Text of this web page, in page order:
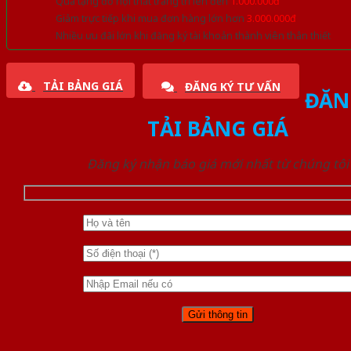
Giảm trực tiếp khi mua đơn hàng lớn hơn 3.000.000đ
Nhiều ưu đãi lớn khi đăng ký tài khoản thành viên thân thiết
TẢI BẢNG GIÁ ĐĂNG KÝ TƯ VẤN
TẢI BẢNG GIÁ
Đăng ký nhận báo giá mới nhất từ chúng tôi